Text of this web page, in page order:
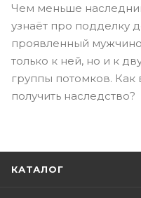
Чем меньше
узнаёт про подделку
проявленный
только к ней, но и к
группы потомков. Как
получить наследство?
КАТАЛОГ